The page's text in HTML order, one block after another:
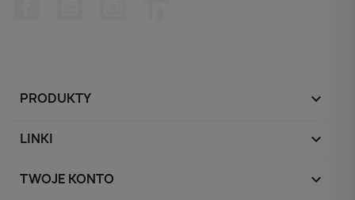
PRODUKTY 
LINKI 
TWOJE KONTO 